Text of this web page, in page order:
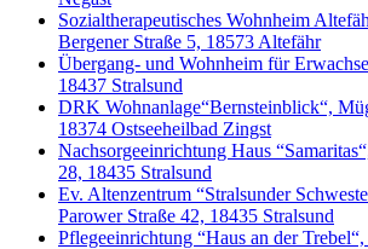
Sozialtherapeutisches Wohnheim
Bergener Straße 5, 18573 Altefähr
Übergang- und Wohnheim für
18437 Stralsund
DRK Wohnanlage“Bernsteinblick“,
18374 Ostseeheilbad Zingst
Nachsorgeeinrichtung Haus
28, 18435 Stralsund
Ev. Altenzentrum “Stralsunder
Parower Straße 42, 18435 Stralsund
Pflegeeinrichtung “Haus an der